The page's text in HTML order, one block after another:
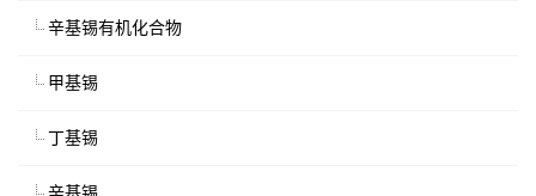
辛基锡有机化合物
甲基锡
丁基锡